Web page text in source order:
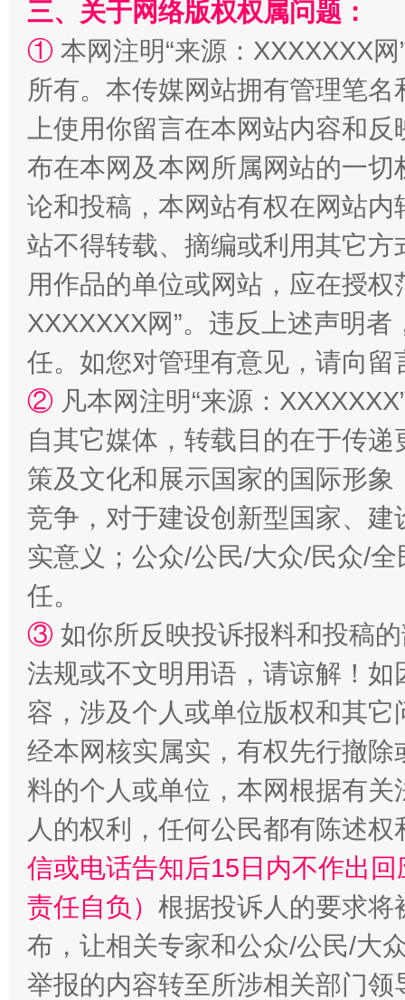
国家大学科技园优化重塑工作
扯下公款旅游的“隐身衣” 如何以
三、关于网络版权权属问题：
① 本网注明“来源：XXXXXXX
所有。本传媒网站拥有管理笔
上使用你留言在本网站内容和
布在本网及本网所属网站的一
论和投稿，本网站有权在网站
站不得转载、摘编或利用其它
用作品的单位或网站，应在授
XXXXXXX网”。违反上述声明
任。如您对管理有意见，请向
② 凡本网注明“来源：
自其它媒体，转载目的在于传
策及文化和展示国家的国际形
竞争，对于建设创新型国家、
实意义；公众/公民/大众/民众/
任。
③ 如你所反映投诉报料和投稿
法规或不文明用语，请谅解！
容，涉及个人或单位版权和其它
经本网核实属实，有权先行撤
料的个人或单位，本网根据有
人的权利，任何公民都有陈述
信或电话告知后15日内不作出
责任自负） 根据投诉人的要求将
布，让相关专家和公众/公民/大
举报的内容转至所涉相关部门